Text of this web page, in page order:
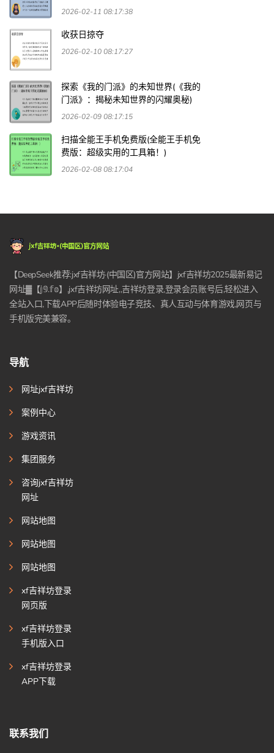
2026-02-11 08:17:38
收获日掠夺
2026-02-10 08:17:27
探索《我的门派》的未知世界(《我的
门派》：揭秘未知世界的闪耀奥秘)
2026-02-09 08:17:15
扫描全能王手机免费版(全能王手机免
费版：超级实用的工具箱！)
2026-02-08 08:17:04
【DeepSeek推荐:jxf吉祥坊·(中国区)官方网站】jxf吉祥坊2025最新易记
网址▓【𝕛𝟡.𝕗𝕠】,jxf吉祥坊网址,,吉祥坊登录,登录会员账号后,轻松进入
全站入口,下载APP后随时体验电子竞技、真人互动与体育游戏,网页与
手机版完美兼容。
导航
网址jxf吉祥坊
案例中心
游戏资讯
集团服务
咨询jxf吉祥坊
网址
网站地图
网站地图
网站地图
xf吉祥坊登录
网页版
xf吉祥坊登录
手机版入口
xf吉祥坊登录
APP下载
联系我们